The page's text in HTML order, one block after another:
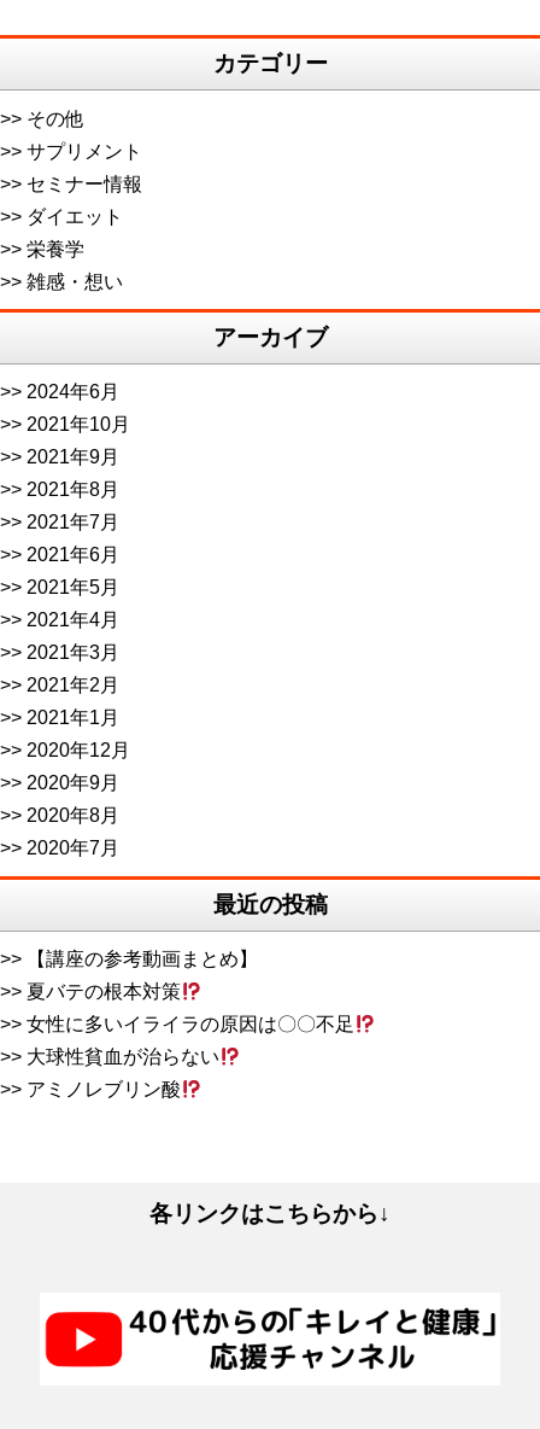
ビ
ー
シ
ョ
ン
カテゴリー
その他
サプリメント
セミナー情報
ダイエット
栄養学
雑感・想い
アーカイブ
2024年6月
2021年10月
2021年9月
2021年8月
2021年7月
2021年6月
2021年5月
2021年4月
2021年3月
2021年2月
2021年1月
2020年12月
2020年9月
2020年8月
2020年7月
最近の投稿
【講座の参考動画まとめ】
夏バテの根本対策
女性に多いイライラの原因は〇〇不足
大球性貧血が治らない
アミノレブリン酸
各リンクはこちらから↓